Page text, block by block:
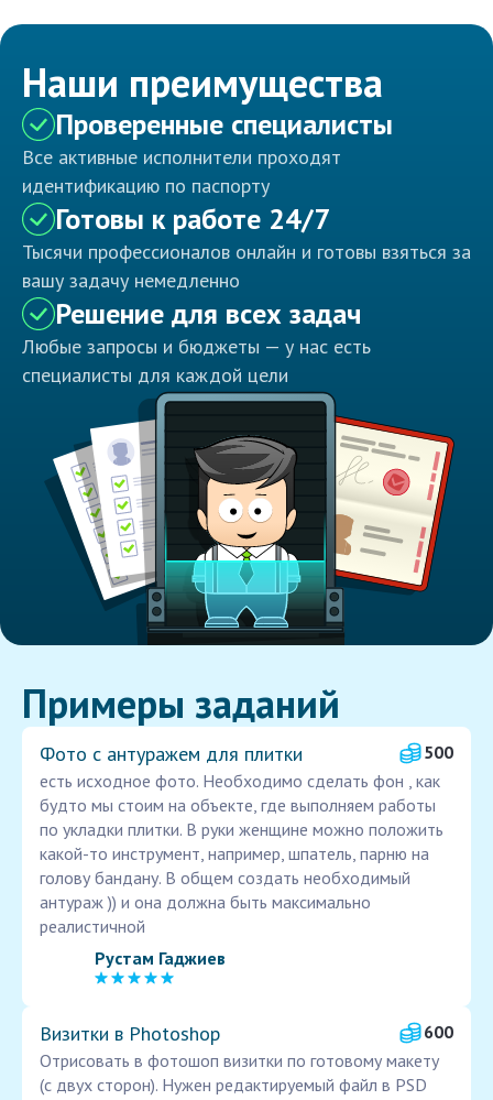
Наши преимущества
Проверенные специалисты
Все активные исполнители проходят
идентификацию по паспорту
Готовы к работе 24/7
Тысячи профессионалов онлайн и готовы взяться за
вашу задачу немедленно
Решение для всех задач
Любые запросы и бюджеты — у нас есть
специалисты для каждой цели
Примеры заданий
Фото с антуражем для плитки
500
есть исходное фото. Необходимо сделать фон , как
будто мы стоим на объекте, где выполняем работы
по укладки плитки. В руки женщине можно положить
какой-то инструмент, например, шпатель, парню на
голову бандану. В общем создать необходимый
антураж )) и она должна быть максимально
реалистичной
Рустам Гаджиев
Визитки в Photoshop
600
Отрисовать в фотошоп визитки по готовому макету
(с двух сторон). Нужен редактируемый файл в PSD